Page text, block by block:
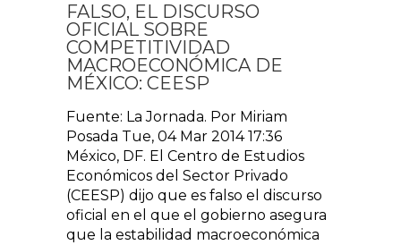
FALSO, EL DISCURSO
OFICIAL SOBRE
COMPETITIVIDAD
MACROECONÓMICA DE
MÉXICO: CEESP
Fuente: La Jornada. Por Miriam
Posada Tue, 04 Mar 2014 17:36
México, DF. El Centro de Estudios
Económicos del Sector Privado
(CEESP) dijo que es falso el discurso
oficial en el que el gobierno asegura
que la estabilidad macroeconómica